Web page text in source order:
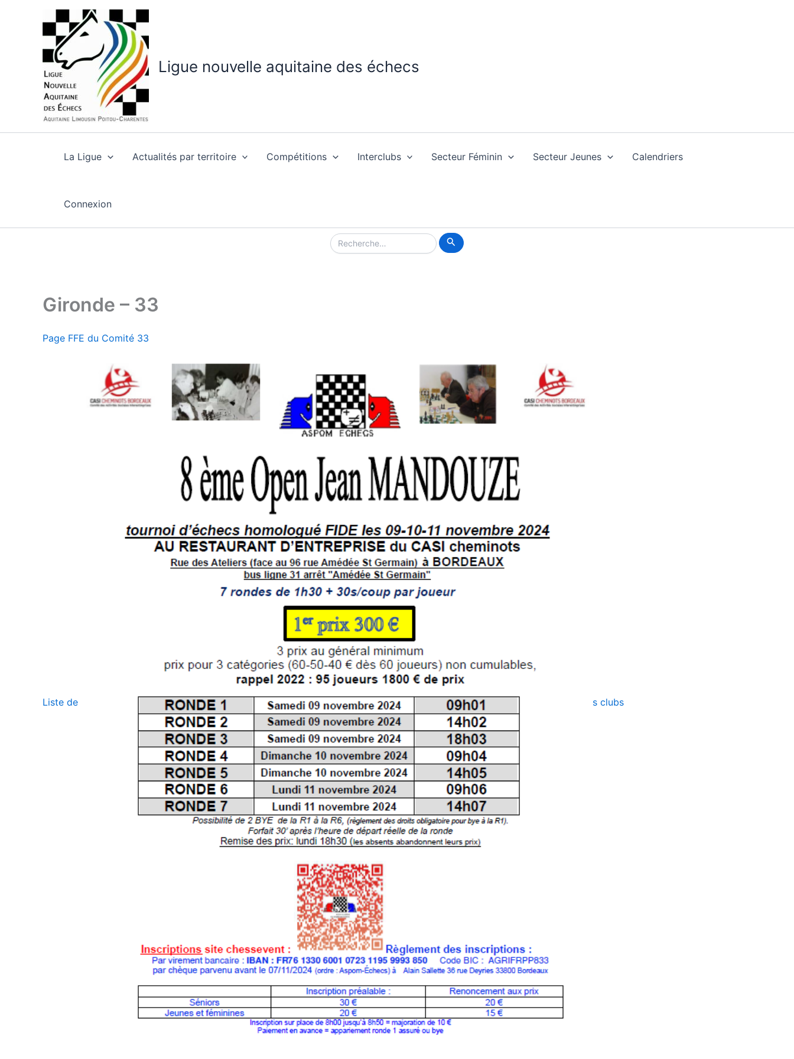
Ligue nouvelle aquitaine des échecs
La Ligue Actualités par territoire Compétitions Interclubs Secteur Féminin Secteur Jeunes Calendriers
Connexion
Rechercher :
Gironde – 33
Page FFE du Comité 33
Liste de s clubs